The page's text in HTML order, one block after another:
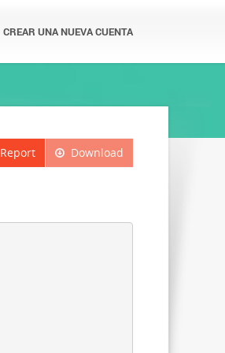
CREAR UNA NUEVA CUENTA
Download
Report